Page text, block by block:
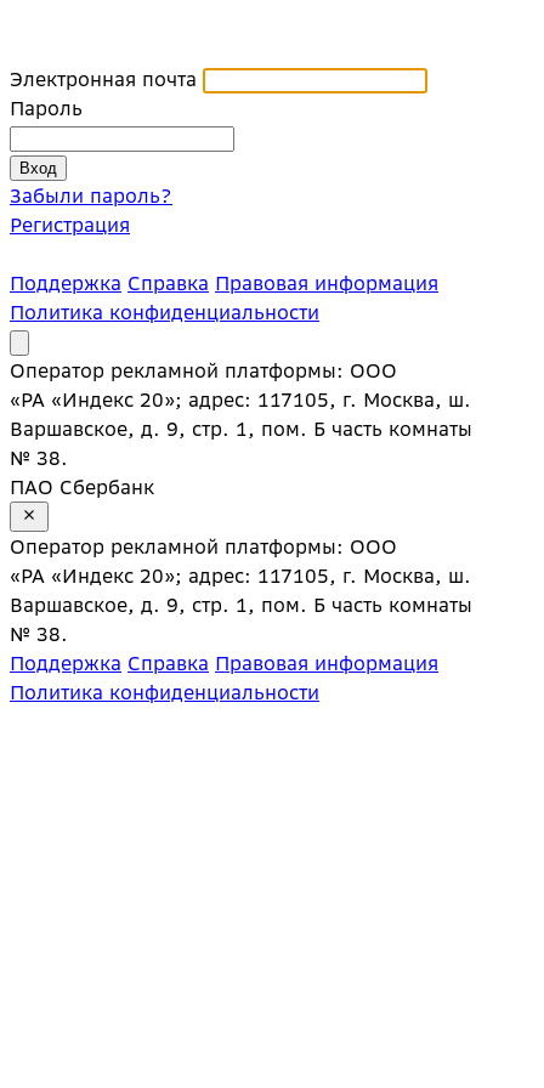
Электронная почта
Пароль
Забыли пароль?
Регистрация
Поддержка Справка Правовая информация
Политика конфиденциальности
Оператор рекламной платформы: ООО
«РА «Индекс 20»; адрес: 117105, г. Москва, ш.
Варшавское, д. 9, стр. 1, пом. Б часть комнаты
№ 38.
ПАО Сбербанк
Оператор рекламной платформы: ООО
«РА «Индекс 20»; адрес: 117105, г. Москва, ш.
Варшавское, д. 9, стр. 1, пом. Б часть комнаты
№ 38.
Поддержка Справка Правовая информация
Политика конфиденциальности